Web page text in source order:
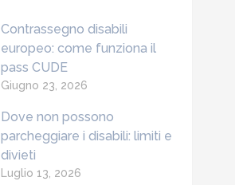
Contrassegno disabili
europeo: come funziona il
pass CUDE
Giugno 23, 2026
Dove non possono
parcheggiare i disabili: limiti e
divieti
Luglio 13, 2026